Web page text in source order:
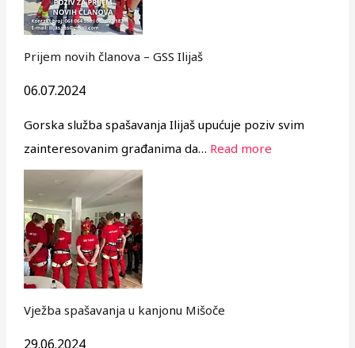
Prijem novih članova – GSS Ilijaš
06.07.2024
Gorska služba spašavanja Ilijaš upućuje poziv svim
zainteresovanim građanima da… Read more
Vježba spašavanja u kanjonu Mišoče
29.06.2024